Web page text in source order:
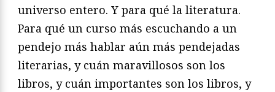
universo entero. Y para qué la literatura.
Para qué un curso más escuchando a un
pendejo más hablar aún más pendejadas
literarias, y cuán maravillosos son los
libros, y cuán importantes son los libros, y